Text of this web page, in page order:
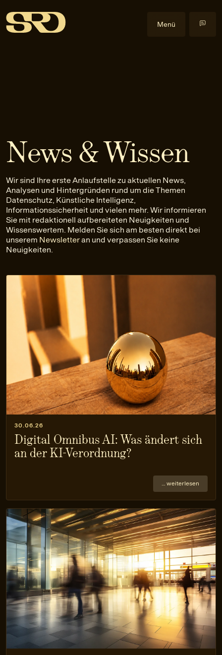
KI-Recht
Urheber- und Medienrecht
Künstliche Intelligenz
NIS2-Anwendbarkeit
Praxislehrgänge
Externe Events
Veröffentlichungen
Downloads
Team
Kontakt
EN Anfrage stellen
Menü
News & Wissen
Wir sind Ihre erste Anlaufstelle zu aktuellen News,
Analysen und Hintergründen rund um die Themen
Datenschutz, Künstliche Intelligenz,
Informationssicherheit und vielen mehr. Wir informieren
Sie mit redaktionell aufbereiteten Neuigkeiten und
Wissenswertem. Melden Sie sich am besten direkt bei
unserem Newsletteran und verpassen Sie keine
Neuigkeiten.
30.06.26
Digital Omnibus AI: Was ändert sich
an der KI-Verordnung?
… weiterlesen